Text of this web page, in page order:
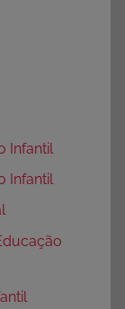
Infantil
Infantil